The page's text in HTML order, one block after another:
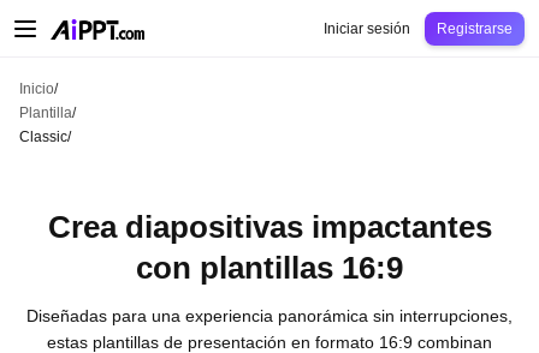
EducaciónDocente
Iniciar sesión Registrarse
Inicio/
Plantilla/
Classic/
Crea diapositivas impactantes
con plantillas 16:9
Diseñadas para una experiencia panorámica sin interrupciones,
estas plantillas de presentación en formato 16:9 combinan